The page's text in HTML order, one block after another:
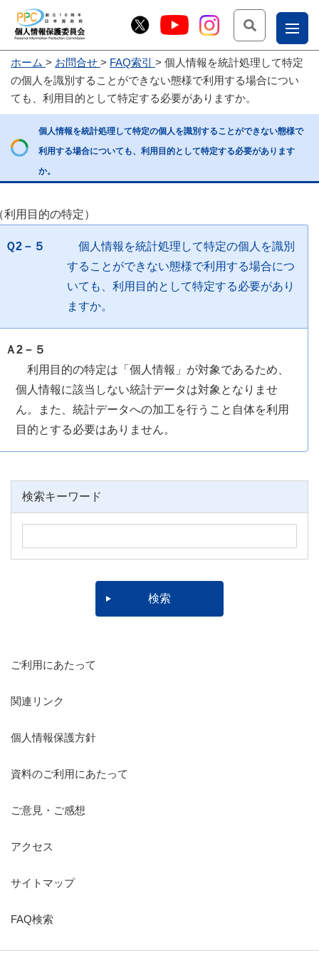
お
問
合
せ
こー
ー部
ホーム お問合せ FAQ索引
個人情報を統計処理して特定
の個人を識別することができない態様で利用する場合につい
ても、利用目的として特定する必要がありますか。
個人情報を統計処理して特定の個人を識別することができない態様で
利用する場合についても、利用目的として特定する必要があります
か。
利用目的の特定）
Ｑ2－５
個人情報を統計処理して特定の個人を識別
することができない態様で利用する場合につ
いても、利用目的として特定する必要があり
ますか。
Ａ2－５
利用目的の特定は「個人情報」が対象であるため、
個人情報に該当しない統計データは対象となりませ
ん。また、統計データへの加工を行うこと自体を利用
目的とする必要はありません。
検索キーワード
ご利用にあたって
関連リンク
個人情報保護方針
資料のご利用にあたって
ご意見・ご感想
アクセス
サイトマップ
FAQ検索